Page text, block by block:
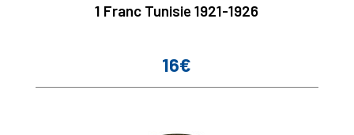
1 Franc Tunisie 1921-1926
Prix
16€